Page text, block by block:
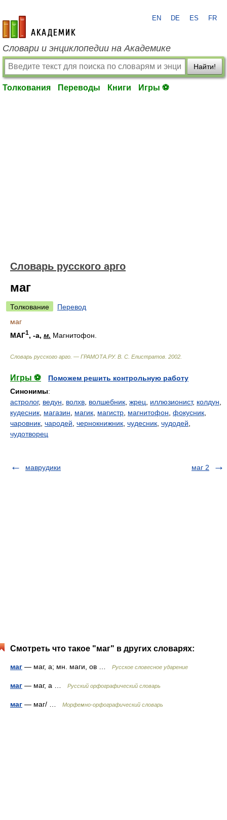
academic.ru
EN DE ES FR
Словари и энциклопедии на Академике
Найти!
Толкования Переводы Книги Игры ⚽
Словарь русского арго
маг
Толкование
Перевод
маг
МАГ1, -а, м. Магнитофон.
Словарь русского арго. — ГРАМОТА.РУ. В. С. Елистратов 2002
Игры ⚽
Поможем решить контрольную работу
Синонимы:
астролог, ведун волхв волшебник жрец иллюзионист, колдун
кудесник магазин магик магистр магнитофон фокусник
чаровник чародей чернокнижник чудесник чудодей
чудотворец
маврудики маг 2
Смотреть что такое "маг" в других словарях:
маг — маг, а; мн. маги, ов … Русское словесное ударение
маг — маг, а … Русский орфографический словарь
маг — маг/ … Морфемно-орфографический словарь